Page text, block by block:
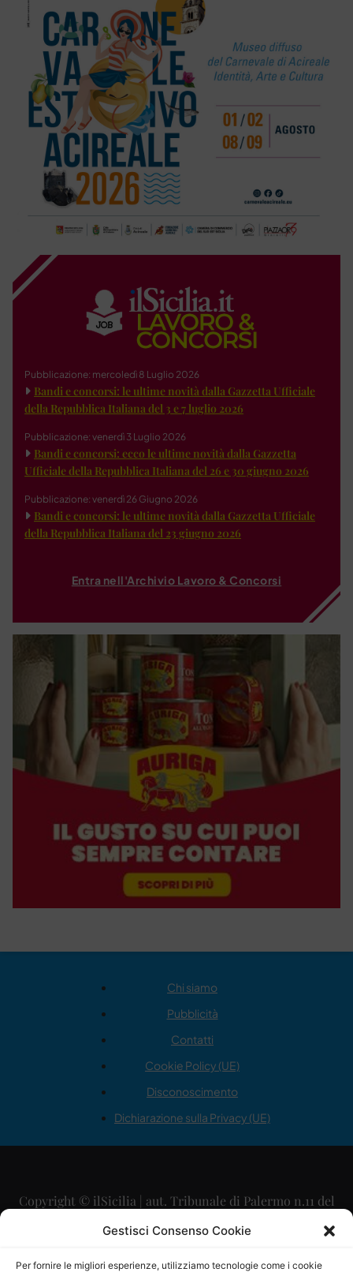
Gestisci Consenso Cookie
Per fornire le migliori esperienze, utilizziamo tecnologie come i cookie
Pubblicazione: mercoledì 8 Luglio 2026
Bandi e concorsi: le ultime novità dalla Gazzetta Ufficiale
della Repubblica Italiana del 3 e 7 luglio 2026
Pubblicazione: venerdì 3 Luglio 2026
Bandi e concorsi: ecco le ultime novità dalla Gazzetta
Ufficiale della Repubblica Italiana del 26 e 30 giugno 2026
Pubblicazione: venerdì 26 Giugno 2026
Bandi e concorsi: le ultime novità dalla Gazzetta Ufficiale
della Repubblica Italiana del 23 giugno 2026
Entra nell'Archivio Lavoro & Concorsi
Chi siamo
Pubblicità
Contatti
Cookie Policy (UE)
Disconoscimento
Dichiarazione sulla Privacy (UE)
Copyright © ilSicilia | aut. Tribunale di Palermo n.11 del
29/09/2015